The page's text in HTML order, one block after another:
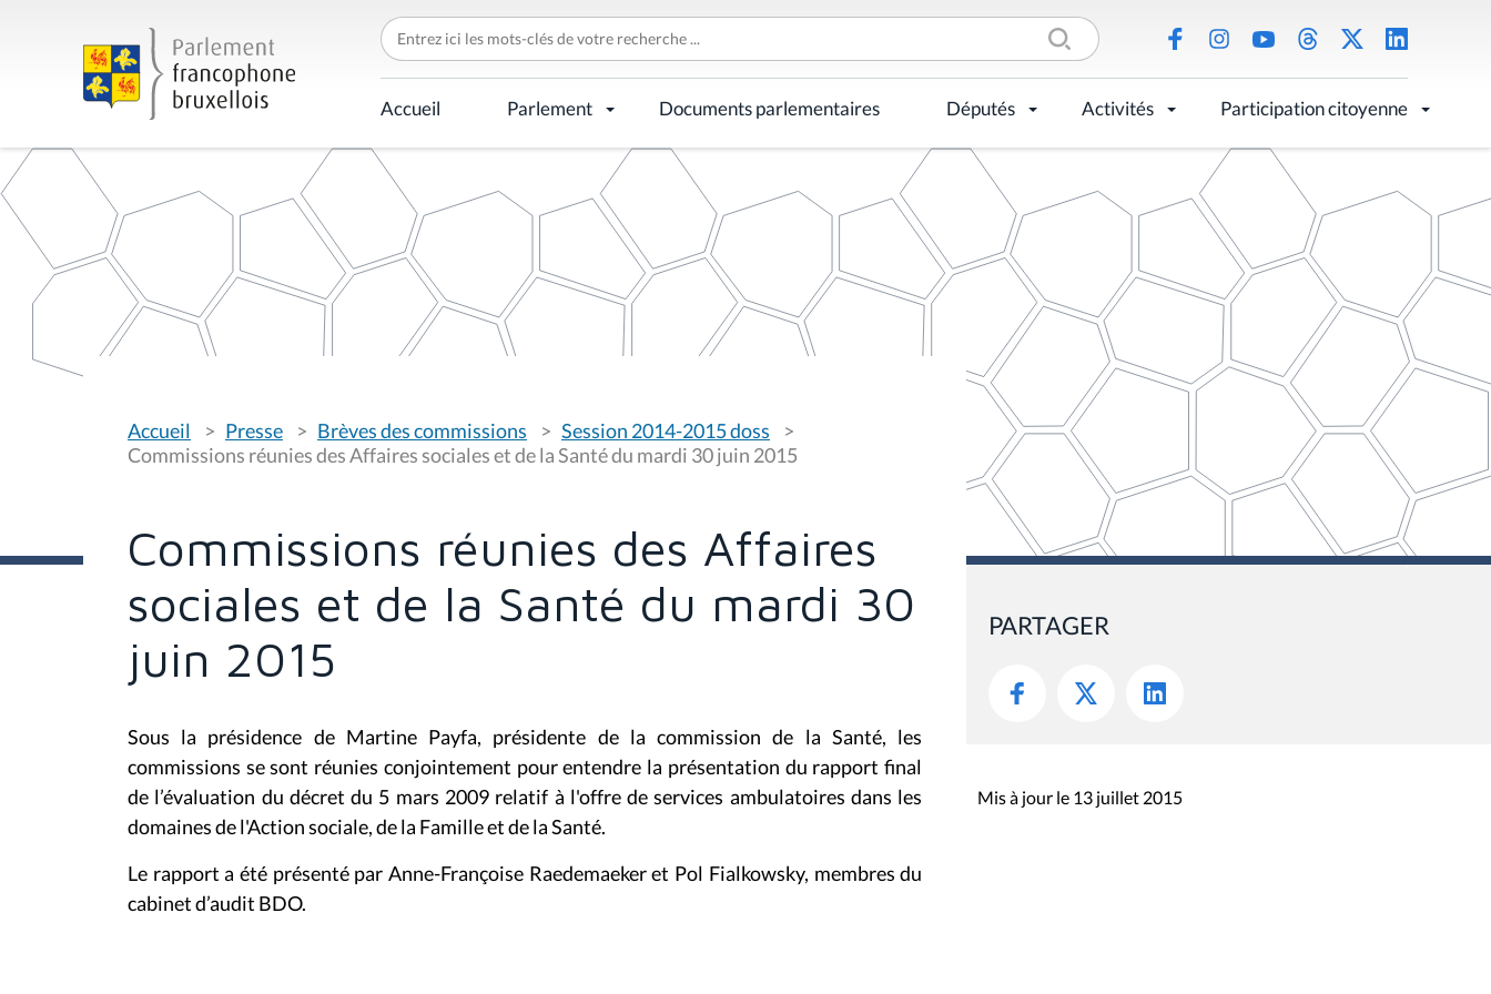
C
h
e
r
c
h
r
p
Accueil Parlement Documents parlementaires Députés Activités Participation citoyenne
o
u
s
s
i
:
Accueil Presse Brèves des commissions
Session 2014-2015 doss
Commissions réunies des Affaires sociales et de la Santé du mardi 30 juin 2015
Commissions réunies des Affaires
sociales et de la Santé du mardi 30
juin 2015
Sous la présidence de Martine Payfa, présidente de la commission de la Santé, les
commissions se sont réunies conjointement pour entendre la présentation du rapport final
de l’évaluation du décret du 5 mars 2009 relatif à l'offre de services ambulatoires dans les
domaines de l'Action sociale, de la Famille et de la Santé.
Le rapport a été présenté par Anne-Françoise Raedemaeker et Pol Fialkowsky, membres du
cabinet d’audit BDO.
PARTAGER
Mis à jour le 13 juillet 2015